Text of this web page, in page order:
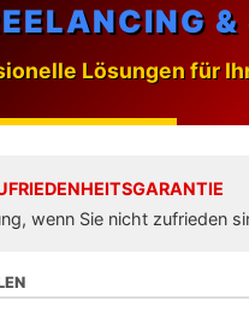
&
Lösungen für
wenn Sie nicht zufrieden
Support